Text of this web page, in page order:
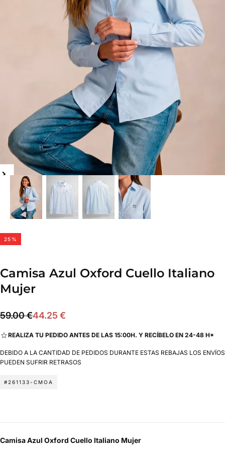
25 %
Camisa Azul Oxford Cuello Italiano
Mujer
44.25
Precio
59.00 €Precio
44.25 €
REALIZA TU PEDIDO ANTES DE LAS 15:00H. Y RECÍBELO EN 24-48 H*
DEBIDO A LA CANTIDAD DE PEDIDOS DURANTE ESTAS REBAJAS LOS ENVÍOS
PUEDEN SUFRIR RETRASOS
#261133-CMOA
Camisa Azul Oxford Cuello Italiano Mujer